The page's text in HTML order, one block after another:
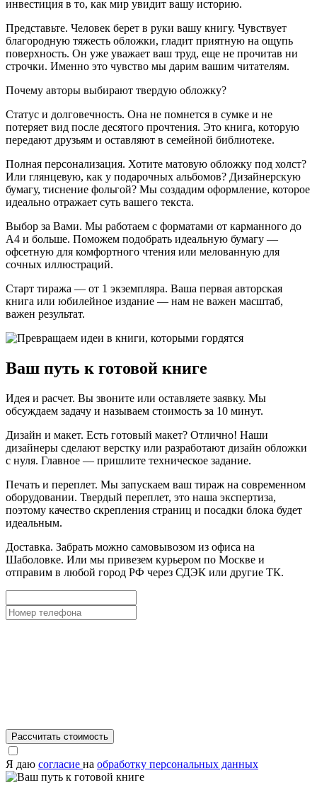
инвестиция в то, как мир увидит вашу историю.
Представьте. Человек берет в руки вашу книгу. Чувствует
благородную тяжесть обложки, гладит приятную на ощупь
поверхность. Он уже уважает ваш труд, еще не прочитав ни
строчки. Именно это чувство мы дарим вашим читателям.
Почему авторы выбирают твердую обложку?
Статус и долговечность. Она не помнется в сумке и не
потеряет вид после десятого прочтения. Это книга, которую
передают друзьям и оставляют в семейной библиотеке.
Полная персонализация. Хотите матовую обложку под холст?
Или глянцевую, как у подарочных альбомов? Дизайнерскую
бумагу, тиснение фольгой? Мы создадим оформление, которое
идеально отражает суть вашего текста.
Выбор за Вами. Мы работаем с форматами от карманного до
А4 и больше. Поможем подобрать идеальную бумагу —
офсетную для комфортного чтения или мелованную для
сочных иллюстраций.
Старт тиража — от 1 экземпляра. Ваша первая авторская
книга или юбилейное издание — нам не важен масштаб,
важен результат.
Ваш путь к готовой книге
Идея и расчет. Вы звоните или оставляете заявку. Мы
обсуждаем задачу и называем стоимость за 10 минут.
Дизайн и макет. Есть готовый макет? Отлично! Наши
дизайнеры сделают верстку или разработают дизайн обложки
с нуля. Главное — пришлите техническое задание.
Печать и переплет. Мы запускаем ваш тираж на современном
оборудовании. Твердый переплет, это наша экспертиза,
поэтому качество скрепления страниц и посадки блока будет
идеальным.
Доставка. Забрать можно самовывозом из офиса на
Шаболовке. Или мы привезем курьером по Москве и
отправим в любой город РФ через СДЭК или другие ТК.
Я даю согласие на обработку персональных данных